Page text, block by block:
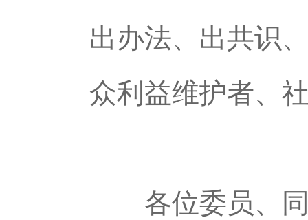
出办法、出共识
众利益维护者、
各位委员、同